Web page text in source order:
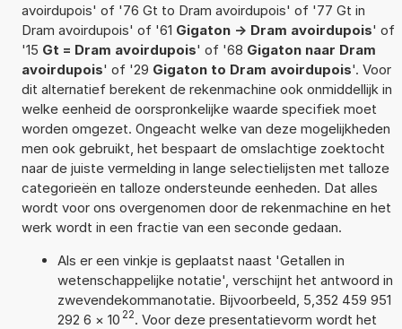
avoirdupois' of '76 Gt to Dram avoirdupois' of '77 Gt in
Dram avoirdupois' of '61 Gigaton -> Dram avoirdupois' of
'15 Gt = Dram avoirdupois' of '68 Gigaton naar Dram
avoirdupois' of '29 Gigaton to Dram avoirdupois'. Voor
dit alternatief berekent de rekenmachine ook onmiddellijk in
welke eenheid de oorspronkelijke waarde specifiek moet
worden omgezet. Ongeacht welke van deze mogelijkheden
men ook gebruikt, het bespaart de omslachtige zoektocht
naar de juiste vermelding in lange selectielijsten met talloze
categorieën en talloze ondersteunde eenheden. Dat alles
wordt voor ons overgenomen door de rekenmachine en het
werk wordt in een fractie van een seconde gedaan.
Als er een vinkje is geplaatst naast 'Getallen in
wetenschappelijke notatie', verschijnt het antwoord in
zwevendekommanotatie. Bijvoorbeeld, 5,352 459 951
292 6 × 10 22. Voor deze presentatievorm wordt het